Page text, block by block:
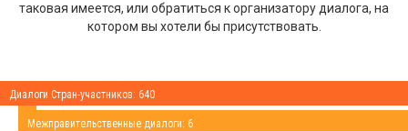
таковая имеется, или обратиться к организатору диалога, на
котором вы хотели бы присутствовать.
Диалоги Стран-участников: 640
Межправительственные диалоги: 6